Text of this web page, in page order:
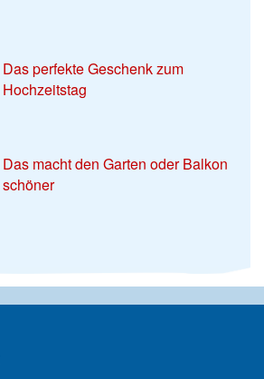
Das perfekte Geschenk zum
Hochzeitstag
Das macht den Garten oder Balkon
schöner